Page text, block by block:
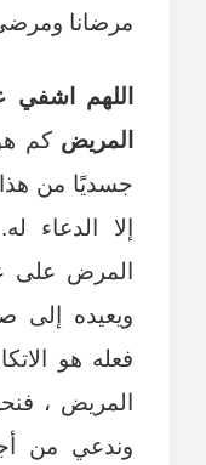
مرضانا
اللهم
المريض كم
جسديًا من هذا
إلا
المرض على
ويعيده إلى
فعله هو
المريض ،
وندعي من